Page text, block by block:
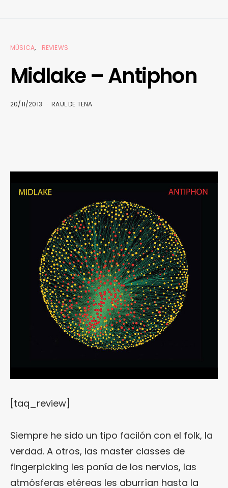
MÚSICA REVIEWS
Midlake – Antiphon
20/11/2013 RAÜL DE TENA
[taq_review]
Siempre he sido un tipo facilón con el folk, la
verdad. A otros, las master classes de
fingerpicking les ponía de los nervios, las
atmósferas etéreas les aburrían hasta la